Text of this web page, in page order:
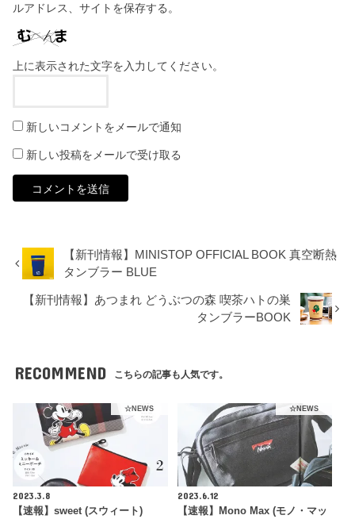
ルアドレス、サイトを保存する。
上に表示された文字を入力してください。
新しいコメントをメールで通知
新しい投稿をメールで受け取る
【新刊情報】MINISTOP OFFICIAL BOOK 真空断熱
タンブラー BLUE
【新刊情報】あつまれ どうぶつの森 喫茶ハトの巣
タンブラーBOOK
RECOMMEND こちらの記事も人気です。
☆NEWS
2023.3.8
【速報】sweet (スウィート)
☆NEWS
2023.6.12
【速報】Mono Max (モノ・マッ